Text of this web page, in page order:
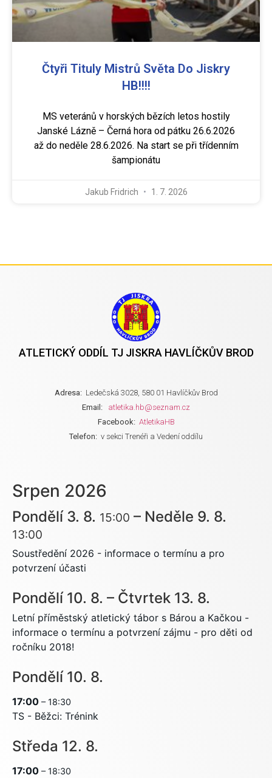
Čtyři Tituly Mistrů Světa Do Jiskry
HB!!!!
MS veteránů v horských bězích letos hostily
Janské Lázně – Černá hora od pátku 26.6.2026
až do neděle 28.6.2026. Na start se při třídenním
šampionátu
Jakub Fridrich 1. 7. 2026
ATLETICKÝ ODDÍL TJ JISKRA HAVLÍČKŮV BROD
Adresa: Ledečská 3028, 580 01 Havlíčkův Brod
Email:
atletika.hb@seznam.cz
Facebook: AtletikaHB
Telefon: v sekci Trenéři a Vedení oddílu
Srpen 2026
Pondělí 3. 8. 15:00 – Neděle 9. 8.
13:00
Soustředění 2026 - informace o termínu a pro
potvrzení účasti
Pondělí 10. 8. – Čtvrtek 13. 8.
Letní příměstský atletický tábor s Bárou a Kačkou -
informace o termínu a potvrzení zájmu - pro děti od
ročníku 2018!
Pondělí 10. 8.
17:00 – 18:30
TS - Běžci: Trénink
Středa 12. 8.
17:00 – 18:30